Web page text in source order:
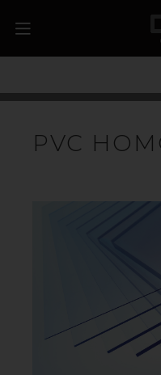
PVC
ett av de mest
Materialet har
god sol- og
hard og sterk.
mykgjørere kan
VIL DU VITE